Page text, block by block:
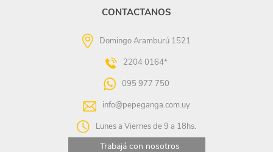
CONTACTANOS
Domingo Aramburú 1521
2204 0164*
095 977 750
info@pepeganga.com.uy
Lunes a Viernes de 9 a 18hs.
Trabajá con nosotros